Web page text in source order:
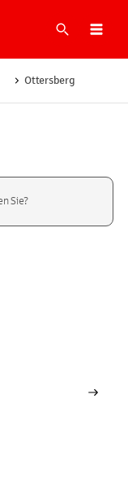
Suche
Ottersberg